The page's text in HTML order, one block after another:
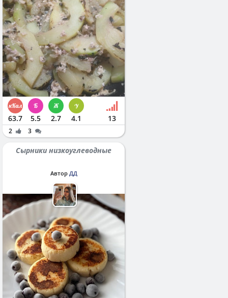
63.7 5.5 2.7 4.1 13
2 3
Сырники низкоуглеводные
Автор ДД